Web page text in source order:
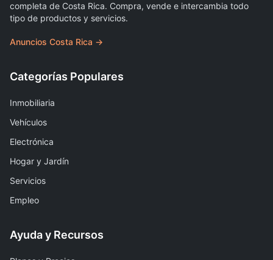
completa de Costa Rica. Compra, vende e intercambia todo
tipo de productos y servicios.
Anuncios Costa Rica →
Categorías Populares
Inmobiliaria
Vehículos
Electrónica
Hogar y Jardín
Servicios
Empleo
Ayuda y Recursos